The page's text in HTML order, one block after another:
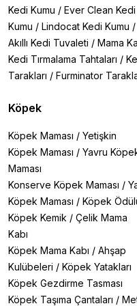
Kedi Kumu / Ever Clean Kedi
Kumu / Lindocat Kedi Kumu /
Akıllı Kedi Tuvaleti / Mama
Kedi Tırmalama Tahtaları /
Tarakları / Furminator
Köpek
Köpek Maması / Yetişkin
Köpek Maması / Yavru
Maması
Konserve Köpek Maması /
Köpek Maması / Köpek
Köpek Kemik / Çelik Mama
Kabı
Köpek Mama Kabı / Ahşap
Kulübeleri / Köpek Yatakları
Köpek Gezdirme Tasması
Köpek Taşıma Çantaları /